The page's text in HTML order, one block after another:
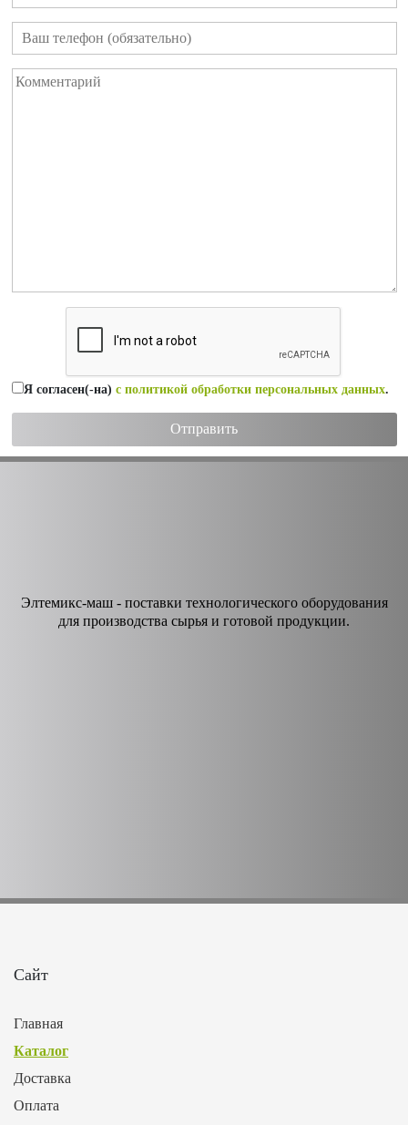
Я согласен(-на) с политикой обработки персональных данных.
Элтемикс-маш - поставки технологического оборудования
для производства сырья и готовой продукции.
Сайт
Главная
Каталог
Доставка
Оплата